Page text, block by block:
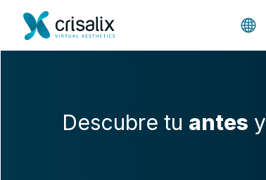
Descubre tu antes y